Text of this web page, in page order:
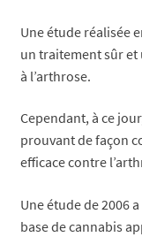
Une étude réalisée
un traitement sûr
à l’arthrose.
Cependant, à ce
prouvant de façon
efficace contre
Une étude de 2006
base de cannabis